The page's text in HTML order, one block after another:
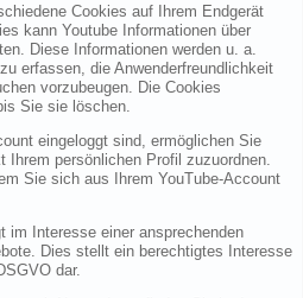
Cookies auf Ihrem Endgerät
kann Youtube Informationen über
Diese Informationen werden u. a.
erfassen, die Anwenderfreundlichkeit
vorzubeugen. Die Cookies
Sie sie löschen.
eingeloggt sind, ermöglichen Sie
Ihrem persönlichen Profil zuzuordnen.
Sie sich aus Ihrem YouTube-Account
im Interesse einer ansprechenden
Dies stellt ein berechtigtes Interesse
dar.